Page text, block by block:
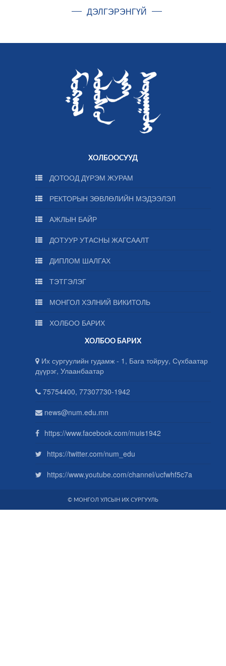
ДЭЛГЭРЭНГҮЙ
ХОЛБООСУУД
ДОТООД ДҮРЭМ ЖУРАМ
РЕКТОРЫН ЗӨВЛӨЛИЙН МЭДЭЭЛЭЛ
АЖЛЫН БАЙР
ДОТУУР УТАСНЫ ЖАГСААЛТ
ДИПЛОМ ШАЛГАХ
ТЭТГЭЛЭГ
МОНГОЛ ХЭЛНИЙ ВИКИТОЛЬ
ХОЛБОО БАРИХ
ХОЛБОО БАРИХ
Их сургуулийн гудамж - 1, Бага тойруу, Сүхбаатар
дүүрэг, Улаанбаатар
75754400, 77307730-1942
news@num.edu.mn
https://www.facebook.com/muis1942
https://twitter.com/num_edu
https://www.youtube.com/channel/ucfwhf5c7a
© МОНГОЛ УЛСЫН ИХ СУРГУУЛЬ